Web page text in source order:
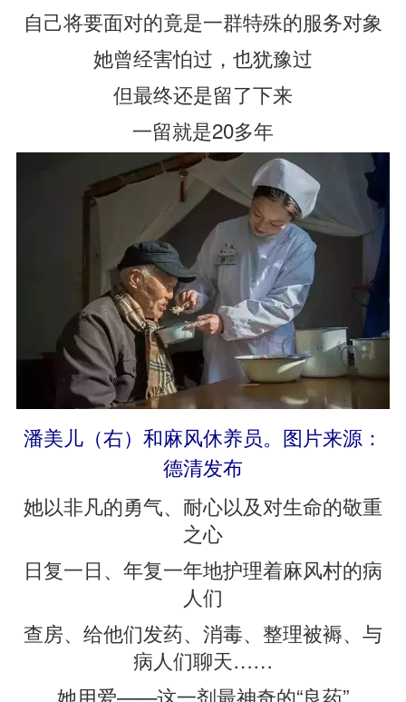
自己将要面对的竟是一群特殊的服务对象
她曾经害怕过，也犹豫过
但最终还是留了下来
一留就是20多年
潘美儿（右）和麻风休养员。图片来源：
德清发布
她以非凡的勇气、耐心以及对生命的敬重
之心
日复一日、年复一年地护理着麻风村的病
人们
查房、给他们发药、消毒、整理被褥、与
病人们聊天……
她用爱——这一剂最神奇的“良药”